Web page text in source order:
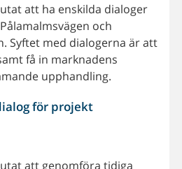
att ha enskilda dialoger
och
Syftet med dialogerna är att
få in marknadens
upphandling.
för projekt
att genomföra tidiga